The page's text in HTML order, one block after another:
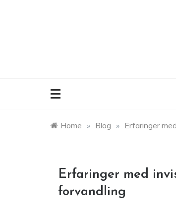
Home » Blog » Erfaringer
Erfaringer med
forvandling